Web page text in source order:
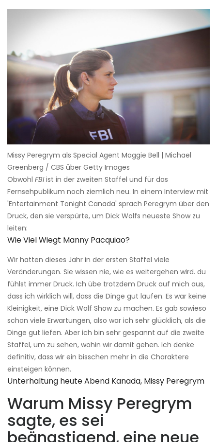
Missy Peregrym als Special Agent Maggie Bell | Michael
Greenberg / CBS über Getty Images
Obwohl FBIist in der zweiten Staffel und für das
Fernsehpublikum noch ziemlich neu. In einem Interview mit
'Entertainment Tonight Canada' sprach Peregrym über den
Druck, den sie verspürte, um Dick Wolfs neueste Show zu
leiten:
Wie Viel Wiegt Manny Pacquiao?
Wir hatten dieses Jahr in der ersten Staffel viele
Veränderungen. Sie wissen nie, wie es weitergehen wird. du
fühlst immer Druck. Ich übe trotzdem Druck auf mich aus,
dass ich wirklich will, dass die Dinge gut laufen. Es war keine
Kleinigkeit, eine Dick Wolf Show zu machen. Es gab sowieso
schon viele Erwartungen, also war ich sehr glücklich, als die
Dinge gut liefen. Aber ich bin sehr gespannt auf die zweite
Staffel, um zu sehen, wohin wir damit gehen. Ich denke
definitiv, dass wir ein bisschen mehr in die Charaktere
einsteigen können.
Unterhaltung heute Abend Kanada, Missy Peregrym
Warum Missy Peregrym
sagte, es sei
beängstigend, eine neue